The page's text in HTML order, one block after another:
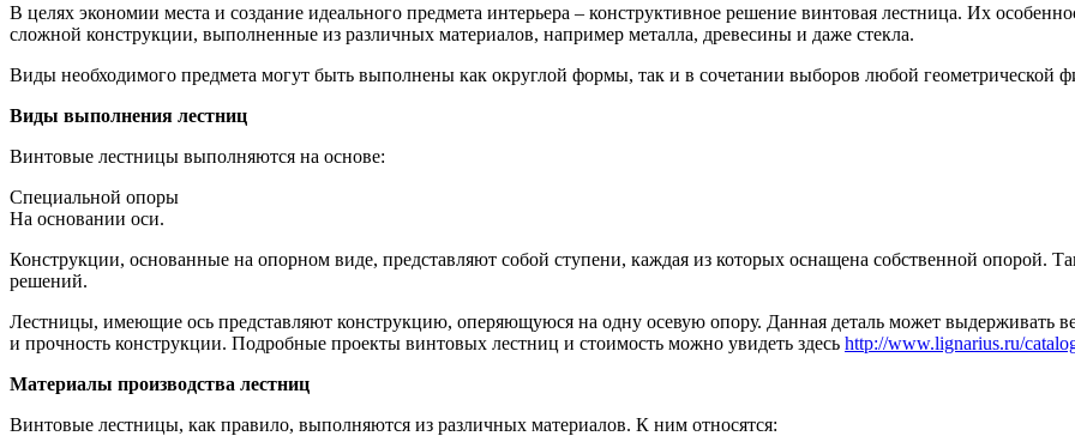
В целях экономии места и создание идеального предмета интерьера – конструктивное решение винтовая лестница. Их
сложной конструкции, выполненные из различных материалов, например металла, древесины и даже стекла.
Виды необходимого предмета могут быть выполнены как округлой формы, так и в сочетании выборов любой геометрической
Виды выполнения лестниц
Винтовые лестницы выполняются на основе:
Специальной опоры
На основании оси.
Конструкции, основанные на опорном виде, представляют собой ступени, каждая из которых оснащена собственной опорой.
решений.
Лестницы, имеющие ось представляют конструкцию, оперяющуюся на одну осевую опору. Данная деталь может выдерживать
и прочность конструкции. Подробные проекты винтовых лестниц и стоимость можно увидеть здесь http://www.lignarius.ru/
Материалы производства лестниц
Винтовые лестницы, как правило, выполняются из различных материалов. К ним относятся: